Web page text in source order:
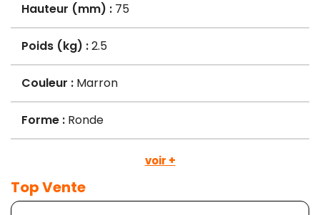
Hauteur (mm) : 75
Poids (kg) :2.5
Couleur : Marron
Forme : Ronde
voir +
Top Vente